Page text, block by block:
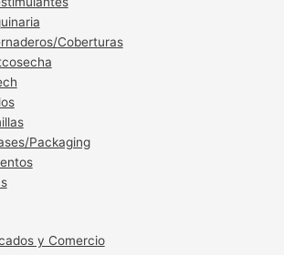
Coberturas
Packaging
y Comercio